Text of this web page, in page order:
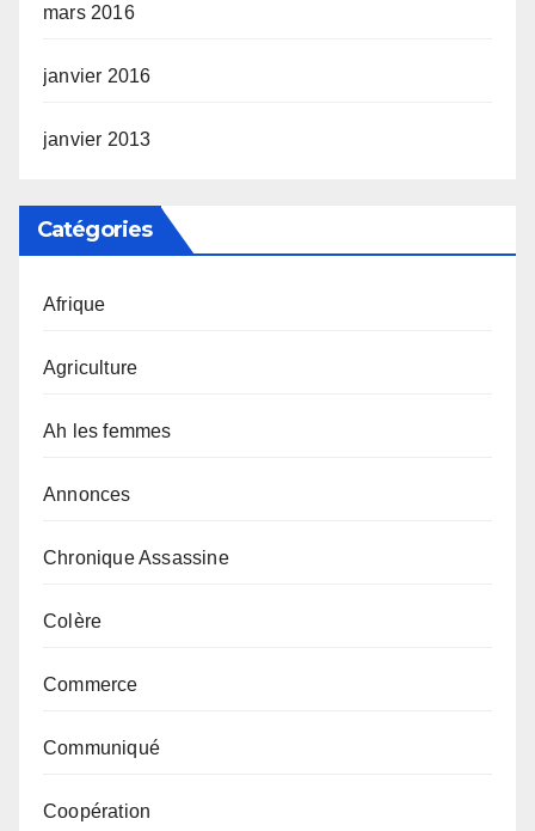
mars 2016
janvier 2016
janvier 2013
Catégories
Afrique
Agriculture
Ah les femmes
Annonces
Chronique Assassine
Colère
Commerce
Communiqué
Coopération